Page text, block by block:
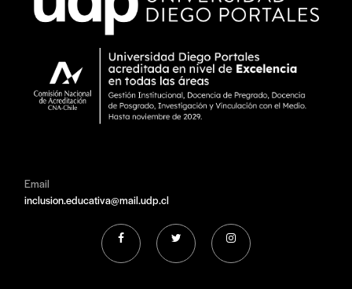
Email
inclusion.educativa@mail.udp.cl